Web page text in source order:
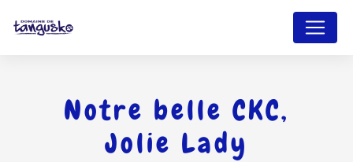
Notre belle CKC,
Jolie Lady